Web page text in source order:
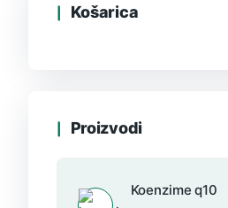
Košarica
Proizvodi
Koenzime q10